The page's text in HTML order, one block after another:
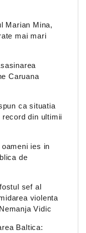
Marian Mina,
mai mari
Caruana
ca situatia
din ultimii
ies in
de
sef al
violenta
Vidic
Baltica: